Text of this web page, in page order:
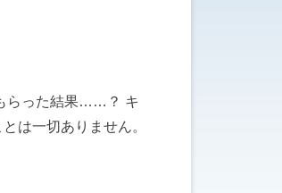
らった結果……？ キ
は一切ありません。